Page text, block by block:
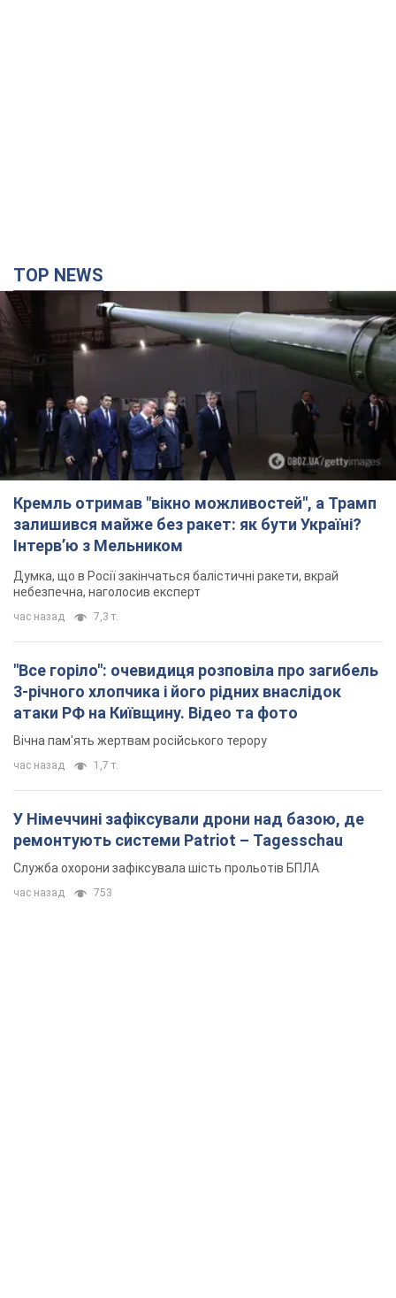
TOP NEWS
Кремль отримав "вікно можливостей", а Трамп
залишився майже без ракет: як бути Україні?
Інтерв’ю з Мельником
Думка, що в Росії закінчаться балістичні ракети, вкрай
небезпечна, наголосив експерт
час назад 7,3 т.
"Все горіло": очевидиця розповіла про загибель
3-річного хлопчика і його рідних внаслідок
атаки РФ на Київщину. Відео та фото
Вічна пам'ять жертвам російського терору
час назад 1,7 т.
У Німеччині зафіксували дрони над базою, де
ремонтують системи Patriot – Tagesschau
Служба охорони зафіксувала шість прольотів БПЛА
час назад 753